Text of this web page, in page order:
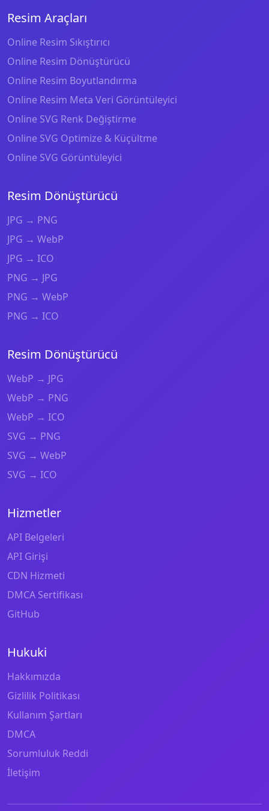
Resim Araçları
Online Resim Sıkıştırıcı
Online Resim Dönüştürücü
Online Resim Boyutlandırma
Online Resim Meta Veri Görüntüleyici
Online SVG Renk Değiştirme
Online SVG Optimize & Küçültme
Online SVG Görüntüleyici
Resim Dönüştürücü
JPG → PNG
JPG → WebP
JPG → ICO
PNG → JPG
PNG → WebP
PNG → ICO
Resim Dönüştürücü
WebP → JPG
WebP → PNG
WebP → ICO
SVG → PNG
SVG → WebP
SVG → ICO
Hizmetler
API Belgeleri
API Girişi
CDN Hizmeti
DMCA Sertifikası
GitHub
Hukuki
Hakkımızda
Gizlilik Politikası
Kullanım Şartları
DMCA
Sorumluluk Reddi
İletişim